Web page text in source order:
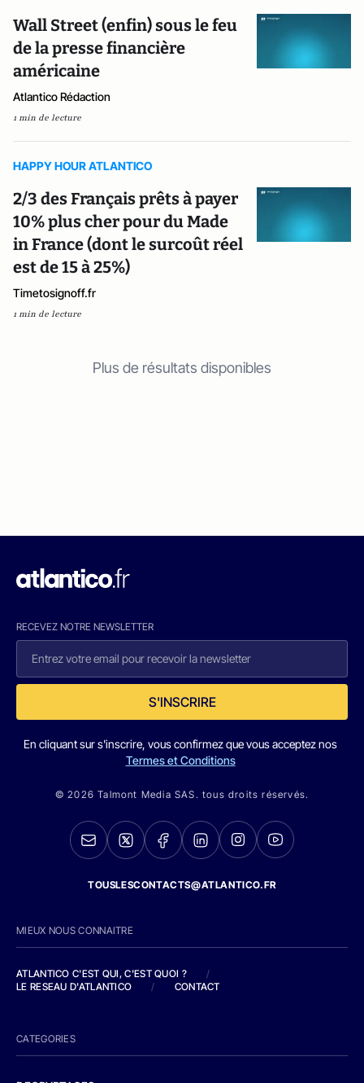
Wall Street (enfin) sous le feu
de la presse financière
américaine
Atlantico Rédaction
1 min de lecture
HAPPY HOUR ATLANTICO
2/3 des Français prêts à payer
10% plus cher pour du Made
in France (dont le surcoût réel
est de 15 à 25%)
Timetosignoff.fr
1 min de lecture
Plus de résultats disponibles
RECEVEZ NOTRE NEWSLETTER
S'INSCRIRE
En cliquant sur s'inscrire, vous confirmez que vous acceptez nos
Termes et Conditions
© 2026 Talmont Media SAS. tous droits réservés.
TOUSLESCONTACTS@ATLANTICO.FR
MIEUX NOUS CONNAITRE
ATLANTICO C'EST QUI, C'EST QUOI ?
/
LE RESEAU D'ATLANTICO
/ CONTACT
CATEGORIES